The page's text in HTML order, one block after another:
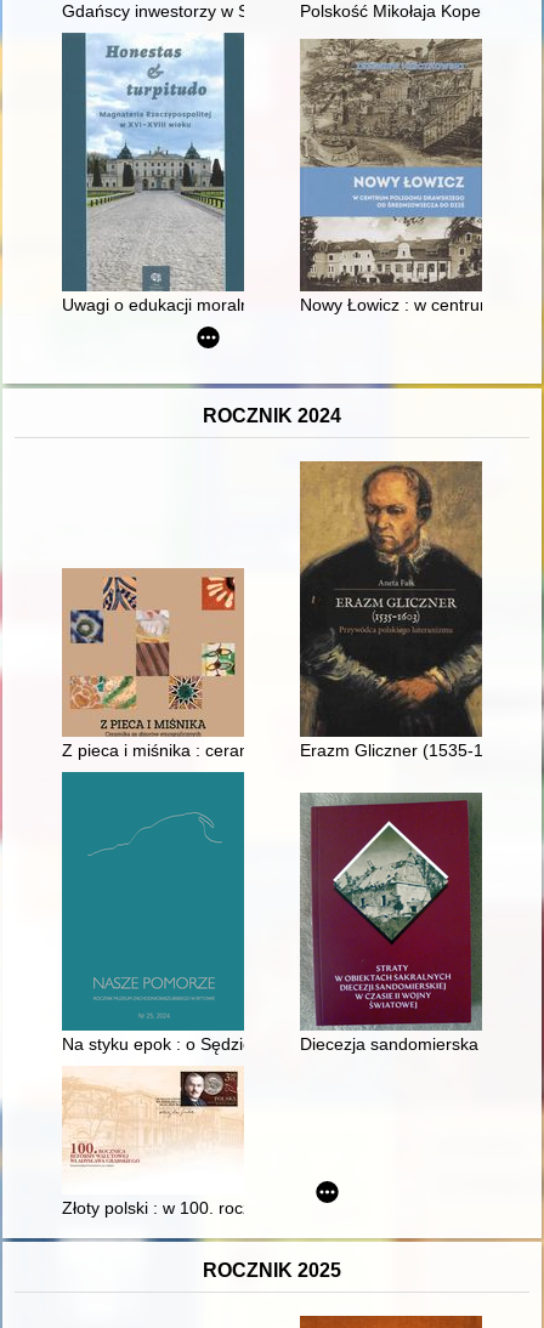
Gdańscy inwestorzy w Sopocie : prestiż finansowy i
Polskość Mikołaja Kopernika z
Uwagi o edukacji moralnej synów szlacheckich w XVI-
Nowy Łowicz : w centrum
ROCZNIK 2024
Z pieca i miśnika : ceramika ze zbiorów etnograficznych
Erazm Gliczner (1535-1603) :
Na styku epok : o Sędzickim (nie)lirycznieDiecezja sandomierska w
Złoty polski : w 100. rocznicę reformy walutowej Władysława
ROCZNIK 2025